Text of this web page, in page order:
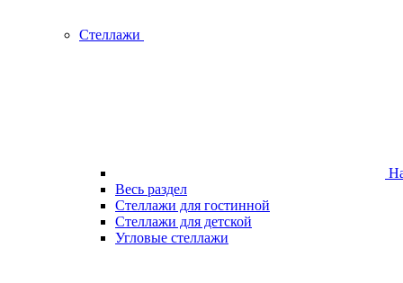
Стеллажи
Весь раздел
Стеллажи для гостинной
Стеллажи для детской
Угловые стеллажи